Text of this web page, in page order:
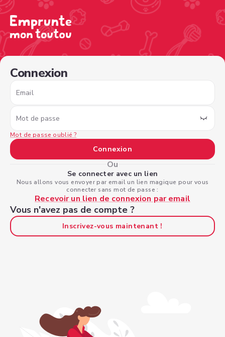
Connexion
Email
Mot de passe
Mot de passe oublié ?
Connexion
Ou
Se connecter avec un lien
Nous allons vous envoyer par email un lien magique pour vous
connecter sans mot de passe :
Recevoir un lien de connexion par email
Vous n'avez pas de compte ?
Inscrivez-vous maintenant !
/sign-in?nextPage=%2Fview-profile%2Fcfc7df53-b1d7-